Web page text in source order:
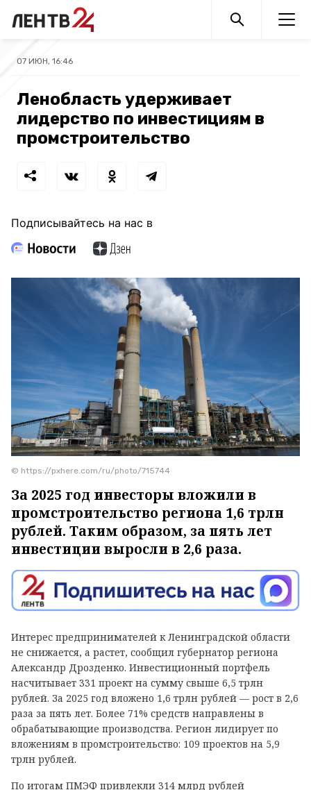
07 ИЮН, 16:46
Ленобласть удерживает
лидерство по инвестициям в
промстроительство
Подписывайтесь на нас в
© https://pxhere.com/ru/photo/715744
За 2025 год инвесторы вложили в
промстроительство региона 1,6 трлн
рублей. Таким образом, за пять лет
инвестиции выросли в 2,6 раза.
Интерес предпринимателей к Ленинградской области
не снижается, а растет, сообщил губернатор региона
Александр Дрозденко. Инвестиционный портфель
насчитывает 331 проект на сумму свыше 6,5 трлн
рублей. За 2025 год вложено 1,6 трлн рублей — рост в 2,6
раза за пять лет. Более 71% средств направлены в
обрабатывающие производства. Регион лидирует по
вложениям в промстроительство: 109 проектов на 5,9
трлн рублей.
По итогам ПМЭФ привлекли 314 млрд рублей